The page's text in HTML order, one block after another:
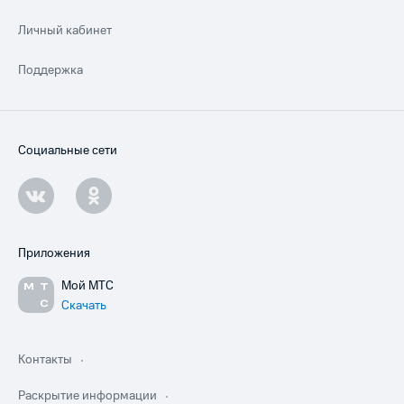
Личный кабинет
Поддержка
Социальные сети
Приложения
Мой МТС
Скачать
Контакты
Раскрытие информации